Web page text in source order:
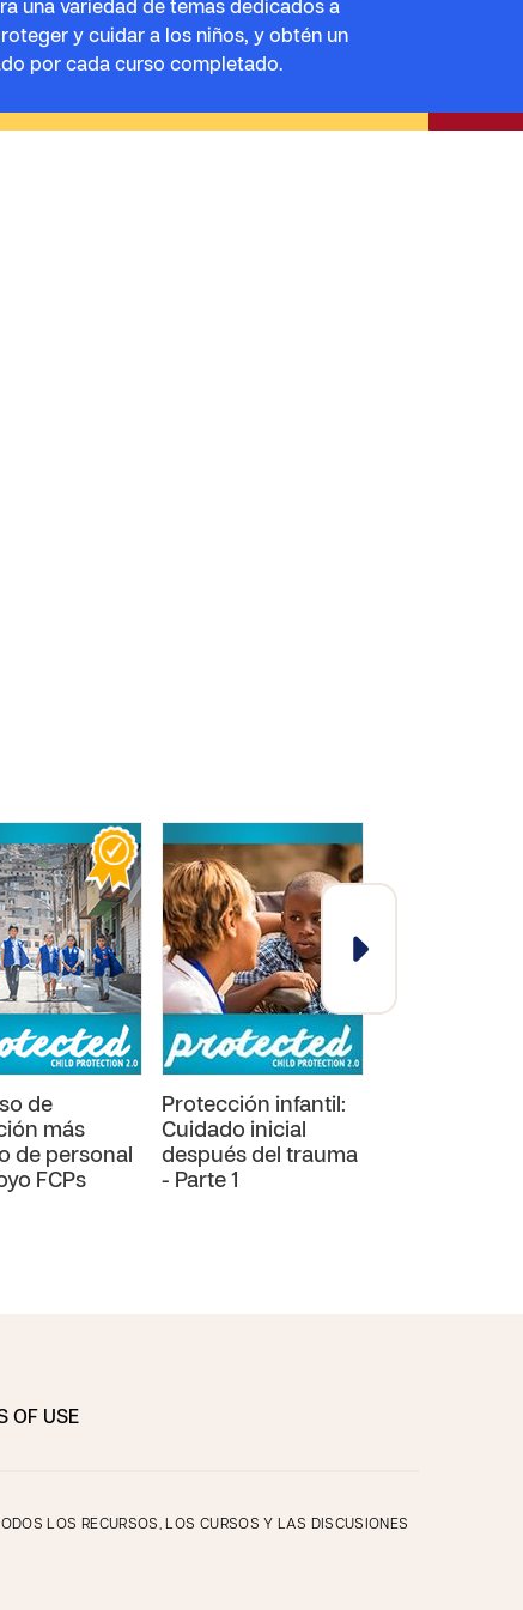
una variedad de temas dedicados a
y cuidar a los niños, y obtén un
por cada curso completado.
de
más
de personal
FCPs
Protección infantil:
Cuidado inicial
después del trauma
- Parte 1
OF USE
LOS RECURSOS, LOS CURSOS Y LAS DISCUSIONES